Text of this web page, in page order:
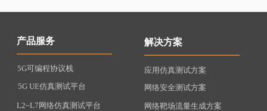
应用仿真测试方案
网络安全测试方案
网络靶场流量生成方案
解决方案
L2~L7网络仿真测试平台
产品服务
5G UE仿真测试平台
5G可编程协议栈